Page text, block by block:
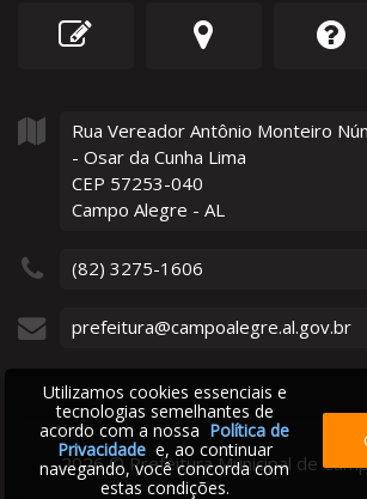
Rua Vereador Antônio Monteiro
- Osar da Cunha Lima
CEP 57253-040
Campo Alegre - AL
(82) 3275-1606
prefeitura@campoalegre.al.gov.br
2026 ©Prefeitura Municipal de
Utilizamos cookies essenciais e
tecnologias semelhantes de
acordo com a nossa Política de
Privacidadee, ao continuar
navegando, você concorda com
estas condições.